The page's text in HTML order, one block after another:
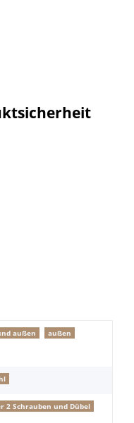
außen
außen
2 Schrauben und Dübel